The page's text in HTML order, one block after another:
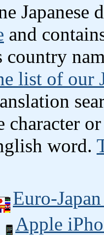
and
country
list of our
character
word.
Euro-
Apple